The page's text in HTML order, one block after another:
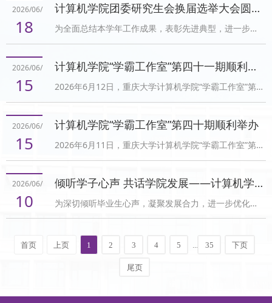
持。毕业典礼在2026届本研毕业生代表带来的开场歌曲
《最初的梦想...
主讲，计算机学院全体非定向博士研究生参加会议。会
议伊始，张军老师围绕当前学生管理和校园安全中存在
的突出问题进行了提醒。她指出，近期仍存在个别学生
信网络诈骗等情况。张军老师强调，博士研究生应进一
步增强纪律意识、...
2026/06/
18
计算机学院团委研究生会换届选举大会圆满举行
为全面总结本学年工作成果，表彰先进典型，进一步推
进计算机学院团委研究生会队伍建设与工作传承，2026
行。计算机学院党委副书记、纪委书记秦四齐，研究生
分团委指导老师张军出席会议，与研会全体干部共同见
证这一承前启后、薪火相传的重要时刻。大会伊始，研
部长依次上台进行述职汇报。大家围绕本学年重点工
作，从组织建设、...
2026/06/
15
计算机学院“学霸工作室”第四十一期顺利举办
2026年6月12日，重庆大学计算机学院“学霸工作室”第
四十一期在科学城校区（虎溪校园）信息技术科研楼顺
习中的重点、难点与易错点，邀请2023级本科生方信
源、叶博豪结合典型例题和自身备考经验开展专题分
享，帮助低年级本科生厘清知识脉络、掌握解题方法、
程序、IEEE 754浮点数除法、多级Cache平均存储访问
时间计算、流水...
2026/06/
15
计算机学院“学霸工作室”第四十期顺利举办
2026年6月11日，重庆大学计算机学院“学霸工作室”第
四十期于科学城校区（虎溪校园）信息技术科研楼顺利
长，行则将至；行而不辍，未来可期”为主题，邀请张仁
哲、干雨楷、温家振三位2022级优秀本科生，分别从公
考、银行、互联网企业三个不同方向帮助同学们明确就
业方向、掌握备考方法、增强求职信心。​三位主讲人结
合自身求职经历，围绕备考规划、岗位选择、笔试面试
2026/06/
10
倾听学子心声 共话学院发展——计算机学院举行2026届毕业生座谈会
‍为深切倾听毕业生心声，凝聚发展合力，进一步优化学
院人才培养与管理服务工作，2026年6月9日，计算机学
院顺利举办了2026届毕业生座谈会。计算机学院党委书
记杨守鸿、党委副书记秦四齐，以及本科教务、研究生
教务和辅导员老师出席会议。2026届本硕博毕业生代表
首页 上页 1 2 3 4 5 ... 35 下页
尾页